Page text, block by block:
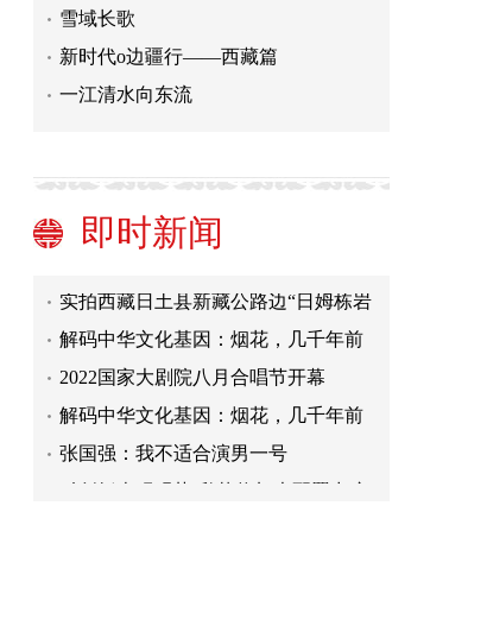
雪域长歌
新时代o边疆行——西藏篇
一江清水向东流
即时新闻
科创板表现强势 私募将加大配置力度
社会力量参与文物建筑保护利用获得
画”
解码中华文化基因：烟花，几千年前
就有了？
2022国家大剧院八月合唱节开幕
解码中华文化基因：烟花，几千年前
就有了？
张国强：我不适合演男一号
科创板表现强势 私募将加大配置力度